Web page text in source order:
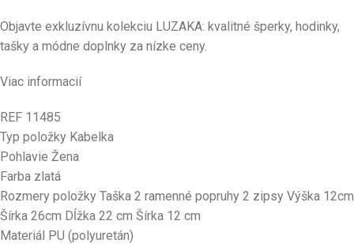
Objavte exkluzívnu kolekciu LUZAKA: kvalitné šperky, hodinky,
tašky a módne doplnky za nízke ceny.
Viac informacií
REF 11485
Typ položky Kabelka
Pohlavie Žena
Farba zlatá
Rozmery položky Taška 2 ramenné popruhy 2 zipsy Výška 12cm
Šírka 26cm Dĺžka 22 cm Šírka 12 cm
Materiál PU (polyuretán)